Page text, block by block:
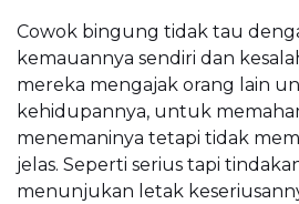
Cowok bingung tidak tau
kemauannya sendiri dan
mereka mengajak orang lain
kehidupannya, untuk
menemaninya tetapi tidak
jelas. Seperti serius tapi
menunjukan letak